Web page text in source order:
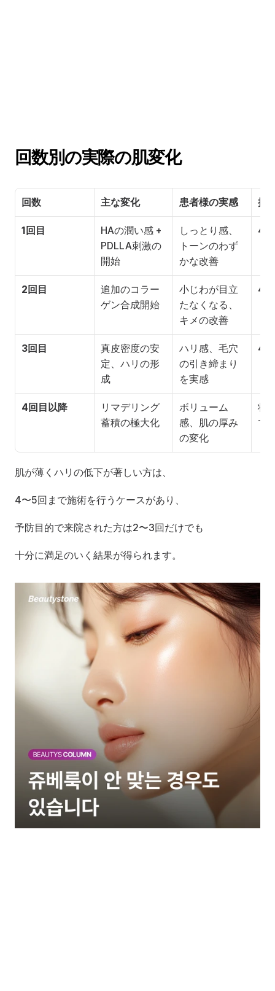
回数別の実際の肌変化
回数 主な変化 患者様の実感 推
1回目
HAの潤い感 +
PDLLA刺激の
開始
しっとり感、
トーンのわず
かな改善
4
2回目
追加のコラー
ゲン合成開始
小じわが目立
たなくなる、
キメの改善
4
3回目
真皮密度の安
定、ハリの形
成
ハリ感、毛穴
の引き締まり
を実感
4
4回目以降
リマデリング
蓄積の極大化
ボリューム
感、肌の厚み
の変化
状
て
肌が薄くハリの低下が著しい方は、
4〜5回まで施術を行うケースがあり、
予防目的で来院された方は2〜3回だけでも
十分に満足のいく結果が得られます。